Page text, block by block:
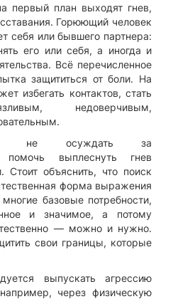
первый план выходят гнев,
Горюющий человек
себя или бывшего партнера:
его или себя, а иногда и
Всё перечисленное
защититься от боли. На
избегать контактов, стать
недоверчивым,
не осуждать за
помочь выплеснуть гнев
Стоит объяснить, что поиск
форма выражения
базовые потребности,
и значимое, а потому
— можно и нужно.
свои границы, которые
выпускать агрессию
через физическую